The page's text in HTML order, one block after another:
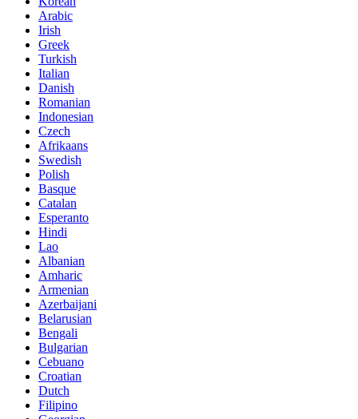
Arabic
Irish
Greek
Turkish
Italian
Danish
Romanian
Indonesian
Czech
Afrikaans
Swedish
Polish
Basque
Catalan
Esperanto
Hindi
Lao
Albanian
Amharic
Armenian
Azerbaijani
Belarusian
Bengali
Bulgarian
Cebuano
Croatian
Dutch
Filipino